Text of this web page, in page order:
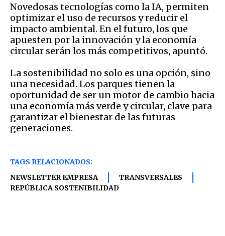
Novedosas tecnologías como la IA, permiten
optimizar el uso de recursos y reducir el
impacto ambiental. En el futuro, los que
apuesten por la innovación y la economía
circular serán los más competitivos, apuntó.
La sostenibilidad no solo es una opción, sino
una necesidad. Los parques tienen la
oportunidad de ser un motor de cambio hacia
una economía más verde y circular, clave para
garantizar el bienestar de las futuras
generaciones.
TAGS RELACIONADOS:
NEWSLETTER EMPRESA
TRANSVERSALES
REPÚBLICA SOSTENIBILIDAD